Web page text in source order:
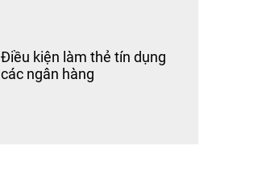
Điều kiện làm thẻ tín dụng
các ngân hàng